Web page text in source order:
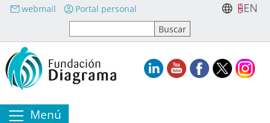
Pasar al contenido principal
webmail Portal personal EN
Menú